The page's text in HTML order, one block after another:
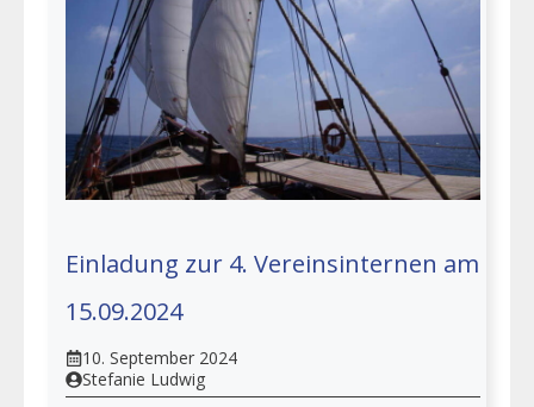
Einladung zur 4. Vereinsinternen am
15.09.2024
10. September 2024
Stefanie Ludwig